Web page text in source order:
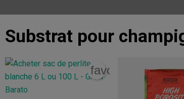
Substrat pour
favorite_border